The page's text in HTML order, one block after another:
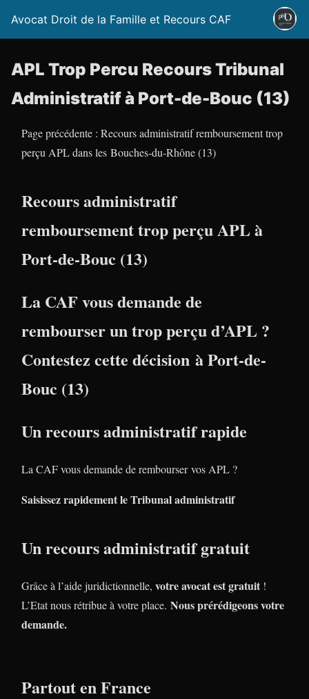
Avocat Droit de la Famille et Recours CAF
APL Trop Percu Recours Tribunal
Administratif à Port-de-Bouc (13)
Page précédente : Recours administratif remboursement trop
perçu APL dans les Bouches-du-Rhône (13)
Recours administratif
remboursement trop perçu APL à
Port-de-Bouc (13)
La CAF vous demande de
rembourser un trop perçu d’APL ?
Contestez cette décision à Port-de-
Bouc (13)
Un recours administratif rapide
La CAF vous demande de rembourser vos APL ?
Saisissez rapidement le Tribunal administratif
Un recours administratif gratuit
Grâce à l’aide juridictionnelle, votre avocat est gratuit !
L’Etat nous rétribue à votre place. Nous prérédigeons votre
demande.
Partout en France